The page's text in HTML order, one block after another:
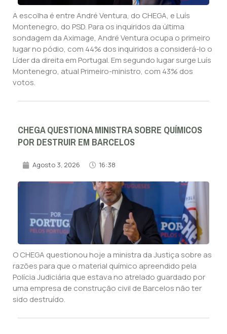
A escolha é entre André Ventura, do CHEGA, e Luís
Montenegro, do PSD. Para os inquiridos da última
sondagem da Aximage, André Ventura ocupa o primeiro
lugar no pódio, com 44% dos inquiridos a considerá-lo o
Líder da direita em Portugal. Em segundo lugar surge Luís
Montenegro, atual Primeiro-ministro, com 43% dos
votos.
CHEGA QUESTIONA MINISTRA SOBRE QUÍMICOS
POR DESTRUIR EM BARCELOS
Agosto 3, 2026 16:38
O CHEGA questionou hoje a ministra da Justiça sobre as
razões para que o material químico apreendido pela
Polícia Judiciária que estava no atrelado guardado por
uma empresa de construção civil de Barcelos não ter
sido destruído.